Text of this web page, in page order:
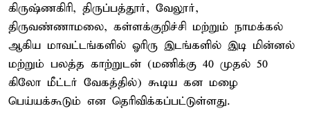
கிருஷ்ணகிரி, திருப்பத்தூர், வேலூர்,
திருவண்ணாமலை, கள்ளக்குறிச்சி மற்றும் நாமக்கல்
ஆகிய மாவட்டங்களில் ஓரிரு இடங்களில் இடி மின்னல்
மற்றும் பலத்த காற்றுடன் (மணிக்கு 40 முதல் 50
கிலோ மீட்டர் வேகத்தில்) கூடிய கன மழை
பெய்யக்கூடும் என தெரிவிக்கப்பட்டுள்ளது.